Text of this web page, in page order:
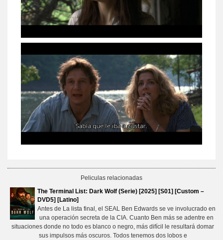
Peliculas relacionadas
The Terminal List: Dark Wolf (Serie) [2025] [S01] [Custom –
DVD5] [Latino]
Antes de La lista final, el SEAL Ben Edwards se ve involucrado en
una operación secreta de la CIA. Cuanto Ben más se adentre en
situaciones donde no todo es blanco o negro, más difícil le resultará domar
sus impulsos más oscuros. Todos tenemos dos lobos e